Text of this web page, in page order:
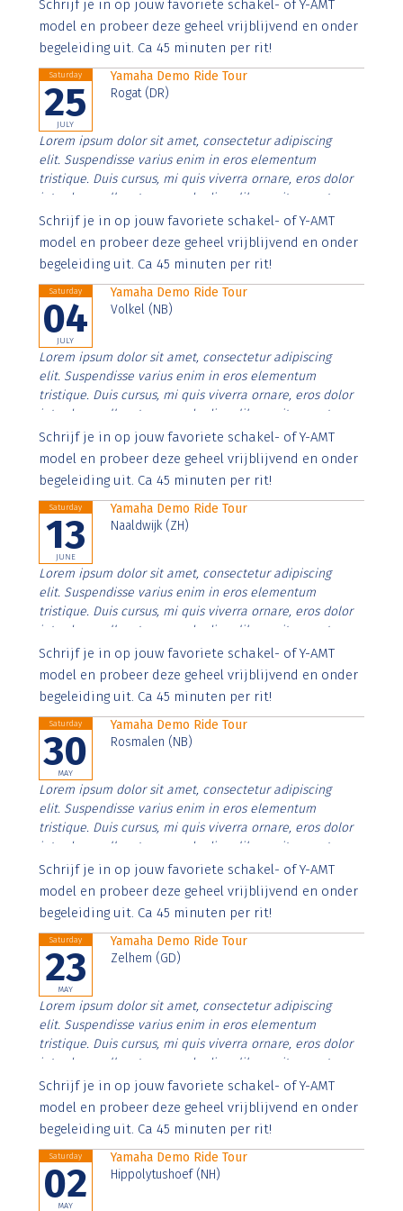
imperdiet. Nunc ut sem vitae risus tristique posuere.
Schrijf je in op jouw favoriete schakel- of Y-AMT
model en probeer deze geheel vrijblijvend en onder
begeleiding uit. Ca 45 minuten per rit!
Saturday
25
JULY
Yamaha Demo Ride Tour
Rogat (DR)
Lorem ipsum dolor sit amet, consectetur adipiscing
elit. Suspendisse varius enim in eros elementum
tristique. Duis cursus, mi quis viverra ornare, eros dolor
interdum nulla, ut commodo diam libero vitae erat.
Aenean faucibus nibh et justo cursus id rutrum lorem
imperdiet. Nunc ut sem vitae risus tristique posuere.
Schrijf je in op jouw favoriete schakel- of Y-AMT
model en probeer deze geheel vrijblijvend en onder
begeleiding uit. Ca 45 minuten per rit!
Saturday
04
JULY
Yamaha Demo Ride Tour
Volkel (NB)
Lorem ipsum dolor sit amet, consectetur adipiscing
elit. Suspendisse varius enim in eros elementum
tristique. Duis cursus, mi quis viverra ornare, eros dolor
interdum nulla, ut commodo diam libero vitae erat.
Aenean faucibus nibh et justo cursus id rutrum lorem
imperdiet. Nunc ut sem vitae risus tristique posuere.
Schrijf je in op jouw favoriete schakel- of Y-AMT
model en probeer deze geheel vrijblijvend en onder
begeleiding uit. Ca 45 minuten per rit!
Saturday
13
JUNE
Yamaha Demo Ride Tour
Naaldwijk (ZH)
Lorem ipsum dolor sit amet, consectetur adipiscing
elit. Suspendisse varius enim in eros elementum
tristique. Duis cursus, mi quis viverra ornare, eros dolor
interdum nulla, ut commodo diam libero vitae erat.
Aenean faucibus nibh et justo cursus id rutrum lorem
imperdiet. Nunc ut sem vitae risus tristique posuere.
Schrijf je in op jouw favoriete schakel- of Y-AMT
model en probeer deze geheel vrijblijvend en onder
begeleiding uit. Ca 45 minuten per rit!
Saturday
30
MAY
Yamaha Demo Ride Tour
Rosmalen (NB)
Lorem ipsum dolor sit amet, consectetur adipiscing
elit. Suspendisse varius enim in eros elementum
tristique. Duis cursus, mi quis viverra ornare, eros dolor
interdum nulla, ut commodo diam libero vitae erat.
Aenean faucibus nibh et justo cursus id rutrum lorem
imperdiet. Nunc ut sem vitae risus tristique posuere.
Schrijf je in op jouw favoriete schakel- of Y-AMT
model en probeer deze geheel vrijblijvend en onder
begeleiding uit. Ca 45 minuten per rit!
Saturday
23
MAY
Yamaha Demo Ride Tour
Zelhem (GD)
Lorem ipsum dolor sit amet, consectetur adipiscing
elit. Suspendisse varius enim in eros elementum
tristique. Duis cursus, mi quis viverra ornare, eros dolor
interdum nulla, ut commodo diam libero vitae erat.
Aenean faucibus nibh et justo cursus id rutrum lorem
imperdiet. Nunc ut sem vitae risus tristique posuere.
Schrijf je in op jouw favoriete schakel- of Y-AMT
model en probeer deze geheel vrijblijvend en onder
begeleiding uit. Ca 45 minuten per rit!
Saturday
02
MAY
Yamaha Demo Ride Tour
Hippolytushoef (NH)